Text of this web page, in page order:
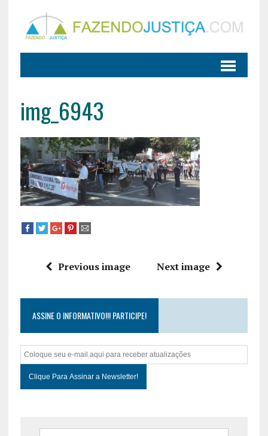
img_6943
Previous image Next image
ASSINE O INFORMATIVO!!! PARTICIPE!